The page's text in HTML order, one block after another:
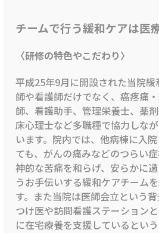
チームで行う緩和ケアは医
〈研修の特色やこだわり〉
平成25年9月に開設された当院
師や看護師だけでなく、癌疼痛
師、看護助手、管理栄養士、薬
床心理士など多職種で協力しな
います。院内では、他病棟に入
ても、がんの痛みなどのつらい
神的な苦痛を和らげ、安らかに
うお手伝いする緩和ケアチーム
す。また当院は医師会立という
つけ医や訪問看護ステーション
に在宅療養を支援しているという